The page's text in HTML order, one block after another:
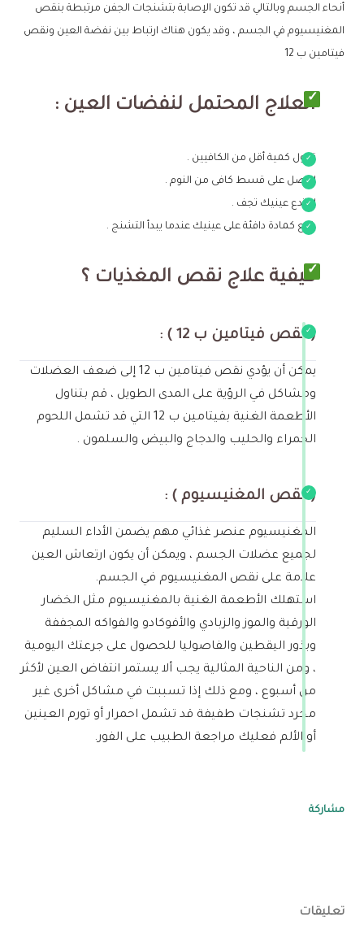
أنحاء الجسم وبالتالي قد تكون الإصابة بتشنجات الجفن مرتبطة بنقص
المغنيسيوم في الجسم ، وقد يكون هناك ارتباط بين نفضة العين ونقص
فيتامين ب 12
العلاج المحتمل لنفضات العين :
تناول كمية أقل من الكافيين .
احصل على قسط كافى من النوم .
لا تدع عينيك تجف .
ضع كمادة دافئة على عينيك عندما يبدأ التشنج .
كيفية علاج نقص المغذيات ؟
( نقص فيتامين ب 12 ) :
يمكن أن يؤدي نقص فيتامين ب 12 إلى ضعف العضلات
ومشاكل في الرؤية على المدى الطويل ، قم بتناول
الأطعمة الغنية بفيتامين ب 12 التي قد تشمل اللحوم
الحمراء والحليب والدجاج والبيض والسلمون .
( نقص المغنيسيوم ) :
المغنيسيوم عنصر غذائي مهم يضمن الأداء السليم
لجميع عضلات الجسم ، ويمكن أن يكون ارتعاش العين
علامة على نقص المغنيسيوم في الجسم.
استهلك الأطعمة الغنية بالمغنيسيوم مثل الخضار
الورقية والموز والزبادي والأفوكادو والفواكه المجففة
وبذور اليقطين والفاصوليا للحصول على جرعتك اليومية
، ومن الناحية المثالية يجب ألا يستمر انتفاض العين لأكثر
من أسبوع ، ومع ذلك إذا تسببت في مشاكل أخرى غير
مجرد تشنجات طفيفة قد تشمل احمرار أو تورم العينين
أو الألم فعليك مراجعة الطبيب على الفور.
مشاركة
تعليقات